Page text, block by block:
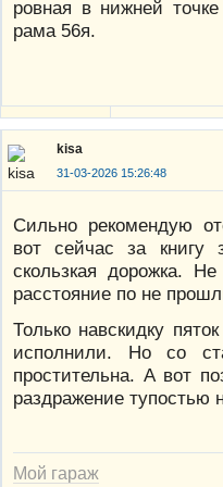
ровная в нижней
рама 56я.
kisa
31-03-2026 15:26:48
Сильно рекомендую
вот сейчас за
скользкая дорожка.
расстояние по не
Только навскидку
исполнили. Но со
простительна. А вот
раздражение тупостью
Мой гараж